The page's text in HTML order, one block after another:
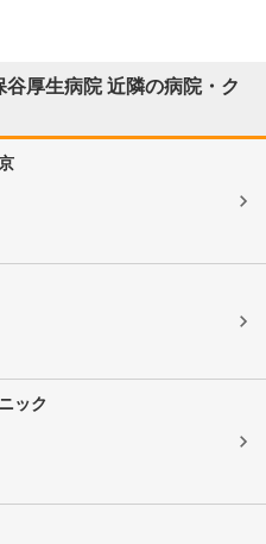
谷厚生病院近隣の病院・ク
ック